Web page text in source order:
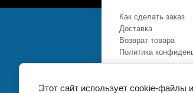
Как сделать заказ
Доставка
Возврат товара
Политика
Этот сайт использует cookie-файлы